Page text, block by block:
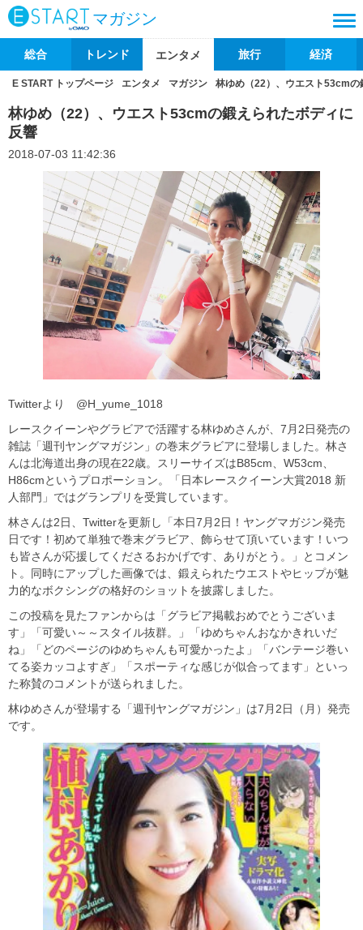
マガジン
総合 トレンド エンタメ 旅行 経済
E START トップページ エンタメ マガジン 林ゆめ（22）、ウエスト53cmの
林ゆめ（22）、ウエスト53cmの鍛えられたボディに
反響
2018-07-03 11:42:36
Twitterより @H_yume_1018
レースクイーンやグラビアで活躍する林ゆめさんが、7月2日発売の
雑誌「週刊ヤングマガジン」の巻末グラビアに登場しました。林さ
んは北海道出身の現在22歳。スリーサイズはB85cm、W53cm、
H86cmというプロポーション。「日本レースクイーン大賞2018 新
人部門」ではグランプリを受賞しています。
林さんは2日、Twitterを更新し「本日7月2日！ヤングマガジン発売
日です！初めて単独で巻末グラビア、飾らせて頂いています！いつ
も皆さんが応援してくださるおかげです、ありがとう。」とコメン
ト。同時にアップした画像では、鍛えられたウエストやヒップが魅
力的なボクシングの格好のショットを披露しました。
この投稿を見たファンからは「グラビア掲載おめでとうございま
す」「可愛い～～スタイル抜群。」「ゆめちゃんおなかきれいだ
ね」「どのページのゆめちゃんも可愛かったよ」「バンテージ巻い
てる姿カッコよすぎ」「スポーティな感じが似合ってます」といっ
た称賛のコメントが送られました。
林ゆめさんが登場する「週刊ヤングマガジン」は7月2日（月）発売
です。